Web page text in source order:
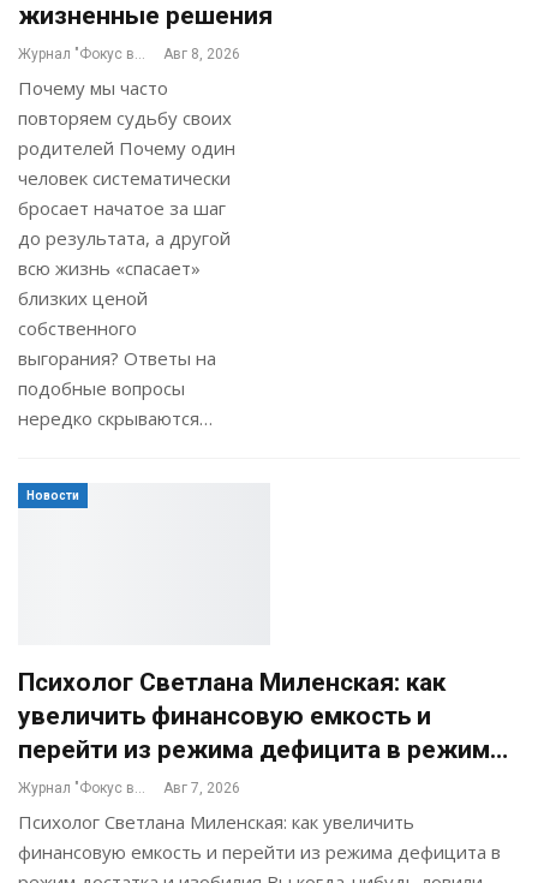
жизненные решения
Журнал "Фокус внимания" Авг 8, 2026
Почему мы часто
повторяем судьбу своих
родителей Почему один
человек систематически
бросает начатое за шаг
до результата, а другой
всю жизнь «спасает»
близких ценой
собственного
выгорания? Ответы на
подобные вопросы
нередко скрываются…
Новости
Психолог Светлана Миленская: как
увеличить финансовую емкость и
перейти из режима дефицита в режим…
Авг 7, 2026
Психолог Светлана Миленская: как увеличить
финансовую емкость и перейти из режима дефицита в